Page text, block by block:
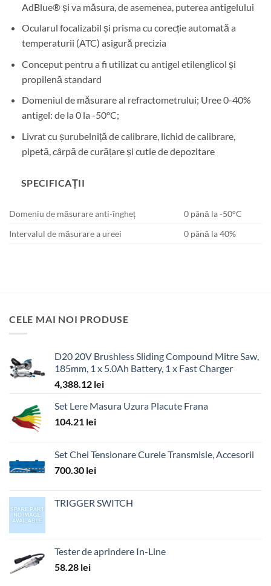
AdBlue® și va măsura, de asemenea, puterea antigelului
Ocularul focalizabil și prisma cu corecție automată a
temperaturii (ATC) asigură precizia
Conceput pentru a fi utilizat cu antigel etilenglicol și
propilenă standard
Domeniul de măsurare al refractometrului; Uree 0-40%
antigel: de la 0 la -50°C;
Livrat cu șurubelniță de calibrare, lichid de calibrare,
pipetă, cârpă de curățare și cutie de depozitare
SPECIFICAȚII
Domeniu de măsurare anti-îngheț
0 până la -50°C
Intervalul de măsurare a ureei
0 până la 40%
CELE MAI NOI PRODUSE
D20 20V Brushless Sliding Compound Mitre Saw,
185mm, 1 x 5.0Ah Battery, 1 x Fast Charger
4,388.12 lei
Set Lere Masura Uzura Placute Frana
104.21 lei
Set Chei Tensionare Curele Transmisie, Accesorii
700.30 lei
TRIGGER SWITCH
Tester de aprindere In-Line
58.28 lei